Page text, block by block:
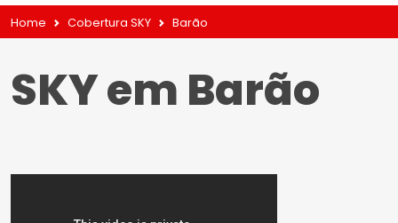
Home Cobertura SKY Barão
SKY em Barão